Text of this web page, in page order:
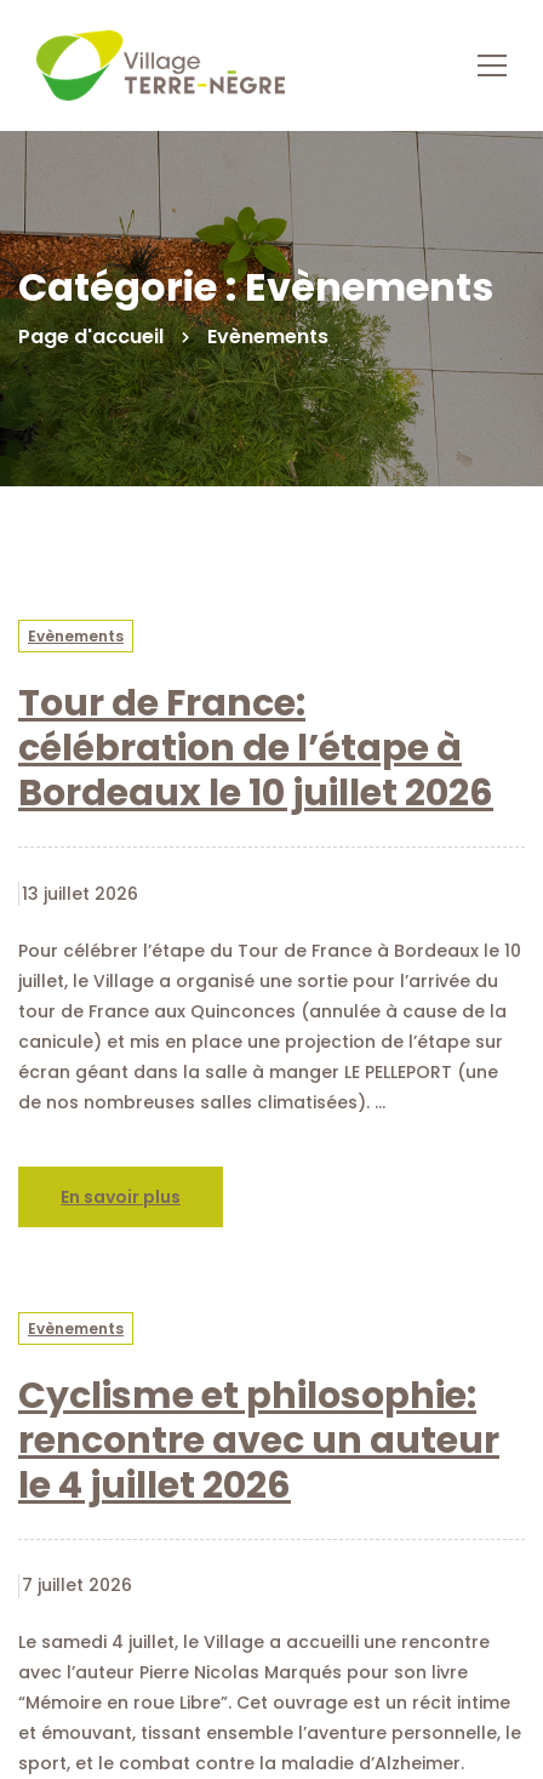
Catégorie : Evènements
Page d'accueil Evènements
Evènements
Tour de France:
célébration de l’étape à
Bordeaux le 10 juillet 2026
13 juillet 2026
Pour célébrer l’étape du Tour de France à Bordeaux le 10
juillet, le Village a organisé une sortie pour l’arrivée du
tour de France aux Quinconces (annulée à cause de la
canicule) et mis en place une projection de l’étape sur
écran géant dans la salle à manger LE PELLEPORT (une
de nos nombreuses salles climatisées). …
En savoir plus
Evènements
Cyclisme et philosophie:
rencontre avec un auteur
le 4 juillet 2026
7 juillet 2026
Le samedi 4 juillet, le Village a accueilli une rencontre
avec l’auteur Pierre Nicolas Marqués pour son livre
“Mémoire en roue Libre”. Cet ouvrage est un récit intime
et émouvant, tissant ensemble l’aventure personnelle, le
sport, et le combat contre la maladie d’Alzheimer.